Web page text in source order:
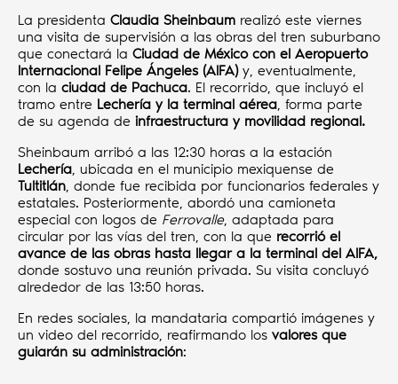
La presidenta Claudia Sheinbaum realizó este viernes
una visita de supervisión a las obras del tren suburbano
que conectará la Ciudad de México con el Aeropuerto
Internacional Felipe Ángeles (AIFA)y, eventualmente,
con la ciudad de Pachuca. El recorrido, que incluyó el
tramo entre Lechería y la terminal aérea, forma parte
de su agenda de infraestructura y movilidad regional.
Sheinbaum arribó a las 12:30 horas a la estación
Lechería, ubicada en el municipio mexiquense de
Tultitlán, donde fue recibida por funcionarios federales y
estatales. Posteriormente, abordó una camioneta
especial con logos de Ferrovalle, adaptada para
circular por las vías del tren, con la que recorrió el
avance de las obras hasta llegar a la terminal del AIFA,
donde sostuvo una reunión privada. Su visita concluyó
alrededor de las 13:50 horas.
En redes sociales, la mandataria compartió imágenes y
un video del recorrido, reafirmando los valores que
guiarán su administración: